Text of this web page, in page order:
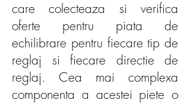
care colecteaza si verifica
oferte pentru piata de
echilibrare pentru fiecare tip de
reglaj si fiecare directie de
reglaj. Cea mai complexa
componenta a acestei piete o